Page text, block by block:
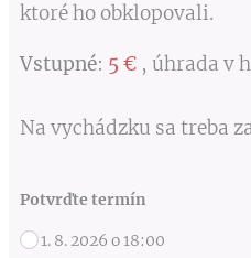
ktoré ho obklopovali.
Vstupné: 5 € , úhrada v
Na vychádzku sa treba
Potvrďte termín
1. 8. 2026 o 18:00